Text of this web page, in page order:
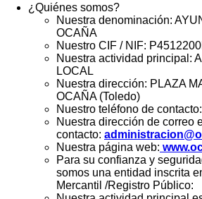
¿Quiénes somos?
Nuestra denominación:
OCAÑA
Nuestro CIF / NIF: P4512200I
Nuestra actividad principal:
LOCAL
Nuestra dirección: PLAZA
OCAÑA (Toledo)
Nuestro teléfono de
Nuestra dirección de correo
contacto:
Nuestra página web:
Para su confianza y
somos una entidad inscrita
Mercantil /Registro Público: